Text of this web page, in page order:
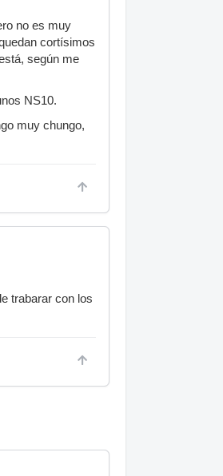
no es muy
cortísimos
según me
NS10.
muy chungo,
trabarar con los